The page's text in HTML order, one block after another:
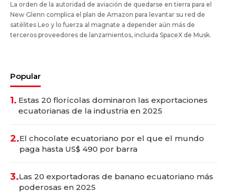
La orden de la autoridad de aviación de quedarse en tierra para el
New Glenn complica el plan de Amazon para levantar su red de
satélites Leo y lo fuerza al magnate a depender aún más de
terceros proveedores de lanzamientos, incluida SpaceX de Musk.
Popular
1. Estas 20 florícolas dominaron las exportaciones
ecuatorianas de la industria en 2025
2.El chocolate ecuatoriano por el que el mundo
paga hasta US$ 490 por barra
3.Las 20 exportadoras de banano ecuatoriano más
poderosas en 2025